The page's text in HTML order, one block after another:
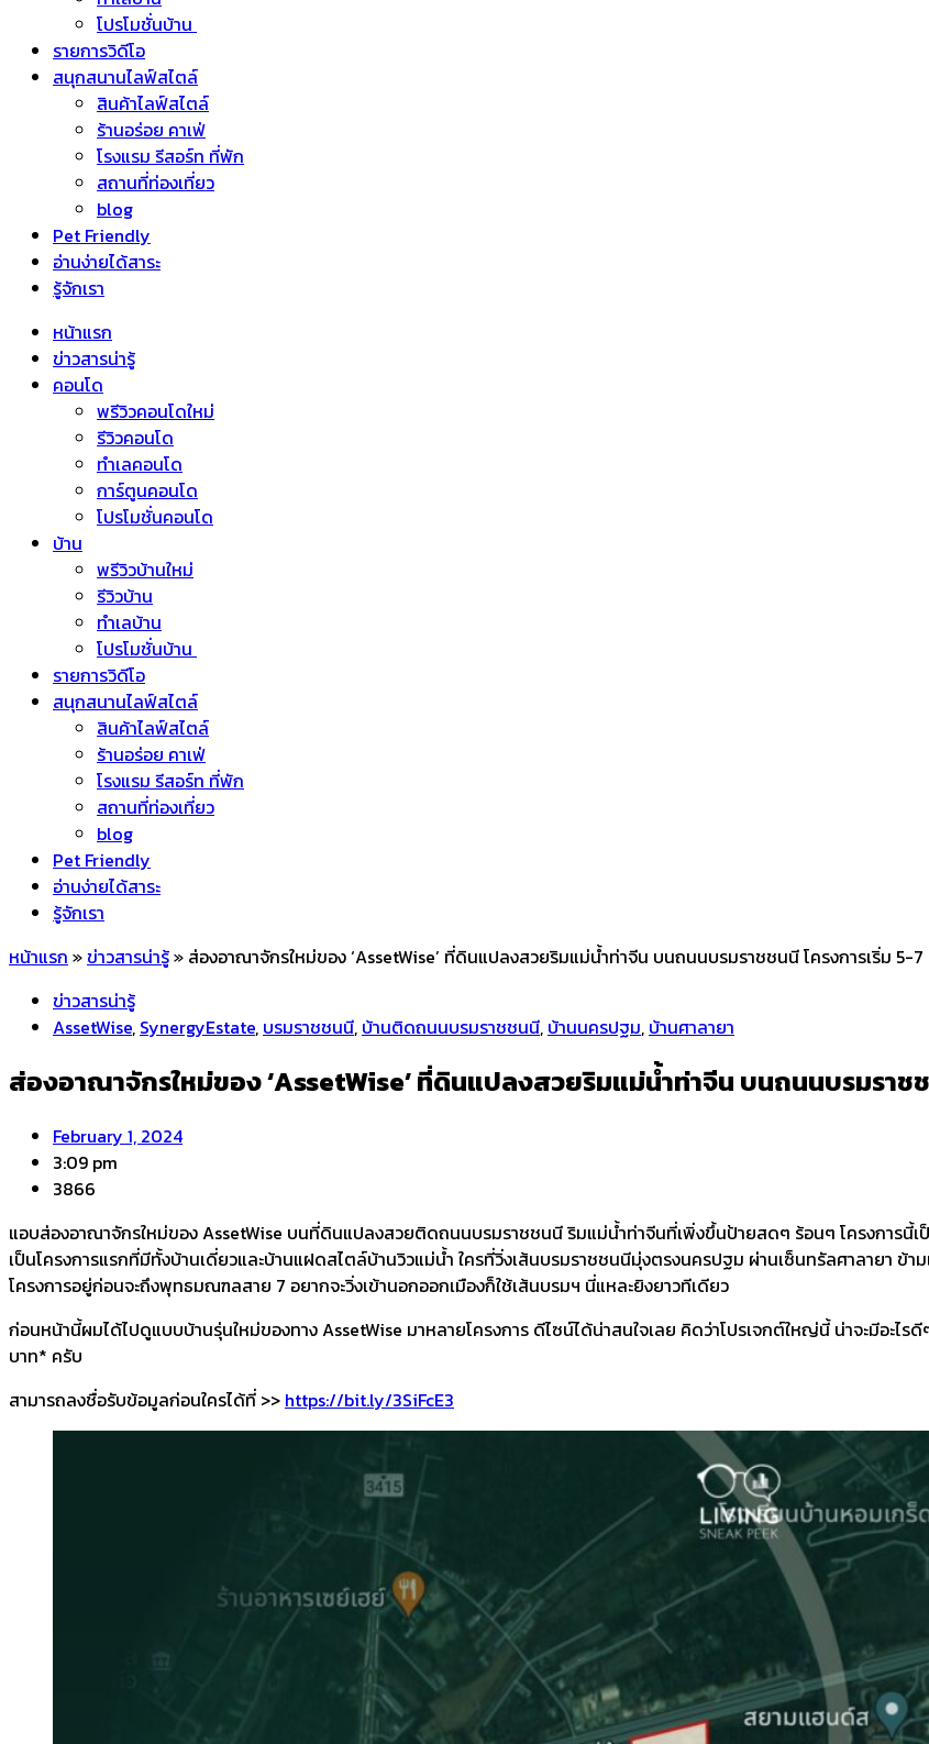
โปรโมชั่นบ้าน
รายการวิดีโอ
สนุกสนานไลฟ์สไตล์
สินค้าไลฟ์สไตล์
ร้านอร่อย คาเฟ่
โรงแรม รีสอร์ท ที่พัก
สถานที่ท่องเที่ยว
blog
Pet Friendly
อ่านง่ายได้สาระ
รู้จักเรา
หน้าแรก
ข่าวสารน่ารู้
คอนโด
พรีวิวคอนโดใหม่
รีวิวคอนโด
ทำเลคอนโด
การ์ตูนคอนโด
โปรโมชั่นคอนโด
บ้าน
พรีวิวบ้านใหม่
รีวิวบ้าน
ทำเลบ้าน
โปรโมชั่นบ้าน
รายการวิดีโอ
สนุกสนานไลฟ์สไตล์
สินค้าไลฟ์สไตล์
ร้านอร่อย คาเฟ่
โรงแรม รีสอร์ท ที่พัก
สถานที่ท่องเที่ยว
blog
Pet Friendly
อ่านง่ายได้สาระ
รู้จักเรา
หน้าแรก »ข่าวสารน่ารู้» ส่องอาณาจักรใหม่ของ ‘AssetWise’ ที่ดินแปลงสวยริมแม่น้ำท่าจีน บนถนนบรมราชชนนี โครงการเริ่ม 5-7
ข่าวสารน่ารู้
AssetWise, SynergyEstate, บรมราชชนนี, บ้านติดถนนบรมราชชนนี, บ้านนครปฐม, บ้านศาลายา
ส่องอาณาจักรใหม่ของ ‘AssetWise’ ที่ดินแปลงสวยริมแม่น้ำท่าจีน บนถนนบรมราชช
February 1, 2024
3:09 pm
3866
แอบส่องอาณาจักรใหม่ของ AssetWise บนที่ดินแปลงสวยติดถนนบรมราชชนนี ริมแม่น้ำท่าจีนที่เพิ่งขึ้นป้ายสดๆ ร้อนๆ โครงการนี้เ
เป็นโครงการแรกที่มีทั้งบ้านเดี่ยวและบ้านแฝดสไตล์บ้านวิวแม่น้ำ ใครที่วิ่งเส้นบรมราชชนนีมุ่งตรงนครปฐม ผ่านเซ็นทรัลศาลายา
โครงการอยู่ก่อนจะถึงพุทธมณฑลสาย 7 อยากจะวิ่งเข้านอกออกเมืองก็ใช้เส้นบรมฯ นี่แหละยิงยาวทีเดียว
ก่อนหน้านี้ผมได้ไปดูแบบบ้านรุ่นใหม่ของทาง AssetWise มาหลายโครงการ ดีไซน์ได้น่าสนใจเลย คิดว่าโปรเจกต์ใหญ่นี้ น่าจะมีอะไร
บาท* ครับ
สามารถลงชื่อรับข้อมูลก่อนใครได้ที่ >> https://bit.ly/3SiFcE3